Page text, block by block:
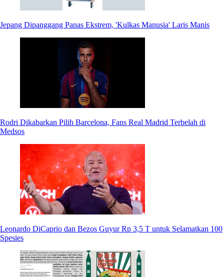
Jepang Dipanggang Panas Ekstrem, 'Kulkas Manusia' Laris Manis
Rodri Dikabarkan Pilih Barcelona, Fans Real Madrid Terbelah di
Medsos
Leonardo DiCaprio dan Bezos Guyur Rp 3,5 T untuk Selamatkan 100
Spesies